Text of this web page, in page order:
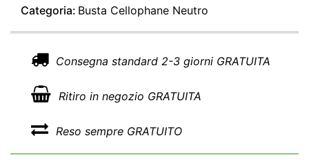
Categoria: Busta Cellophane Neutro
Consegna standard 2-3 giorni GRATUITA
Ritiro in negozio GRATUITA
Reso sempre GRATUITO